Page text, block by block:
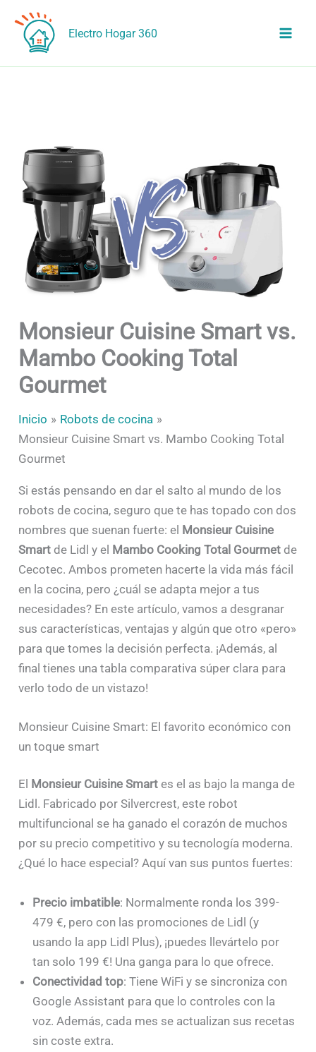
contenido
Electro Hogar 360
Monsieur Cuisine Smart vs.
Mambo Cooking Total
Gourmet
Inicio
Robots de cocina
Monsieur Cuisine Smart vs. Mambo Cooking Total
Gourmet
Si estás pensando en dar el salto al mundo de los
robots de cocina, seguro que te has topado con dos
nombres que suenan fuerte: el Monsieur Cuisine
Smart de Lidl y el Mambo Cooking Total Gourmet de
Cecotec. Ambos prometen hacerte la vida más fácil
en la cocina, pero ¿cuál se adapta mejor a tus
necesidades? En este artículo, vamos a desgranar
sus características, ventajas y algún que otro «pero»
para que tomes la decisión perfecta. ¡Además, al
final tienes una tabla comparativa súper clara para
verlo todo de un vistazo!
Monsieur Cuisine Smart: El favorito económico con
un toque smart
El Monsieur Cuisine Smart es el as bajo la manga de
Lidl. Fabricado por Silvercrest, este robot
multifuncional se ha ganado el corazón de muchos
por su precio competitivo y su tecnología moderna.
¿Qué lo hace especial? Aquí van sus puntos fuertes:
Precio imbatible: Normalmente ronda los 399-
479 €, pero con las promociones de Lidl (y
usando la app Lidl Plus), ¡puedes llevártelo por
tan solo 199 €! Una ganga para lo que ofrece.
Conectividad top: Tiene WiFi y se sincroniza con
Google Assistant para que lo controles con la
voz. Además, cada mes se actualizan sus recetas
sin coste extra.